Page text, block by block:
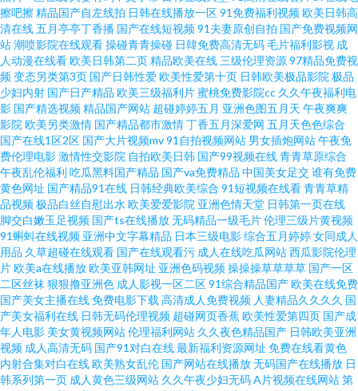
五月天wwwcom 国产精品自拍9 人人操人人操人人 久荜中文字幕在线电影
51视频在线看片子 99日这里只有精品 性爱av天堂 青青网在线黄色片 老湿机
看X片新入口 国产在线美女视频 www日韩高清无码 91传媒国产视频 久久网
伊人 欧洲福利影院 岛国动作片啪啪啪 亚洲片视频欧美片日批 日韩专区中文
字幕 男人天堂八区 黑料欧美日韩国产 成人短篇在线视频观看 国产AV一区二
区三 91伊人久热精品午夜 91成人欧美福利 奇领yy6080影院 AV网址褔利导航
天堂福利 欧美一级一色 久久国产产精品 老司机精选91AV 人人色超碰 黑久久
久成人av 在线看一区二区少妇 午夜国产精品综合97 日韩精品自拍 论理片福
利在免费观看 久操国产福利 欧美19P在线 久久精品成人 国产日韩久久 Www
丁香五月婷婷 91美脚大赛 婷婷国产精品51 东方成人超碰 亚洲高清视频三区
擦吧擦精品国产自左线拍 日韩在线播放一区91免费福利视频欧美日韩高
清在线五月亭亭丁香播 国产在线短视频91夫妻原创自拍 国产免费视频网
站潮喷影院在线观看操碰青青操碰 日韓免费高清无码毛片福利影视 成
人动漫在线看欧美日韩第二页精品欧美在线 三级伦理资源97精品免费视
频变态另类第3页 国产日韩性爱欧美性爱第十页 日韩欧美极品影院 极品
少妇内射 国产日产精品 欧美三级福利片蜜桃免费影院cc 久久午夜福利电
影 国产精选视频精品国产网站 超碰婷婷五月 亚洲色图五月天 午夜爽爽
影院 欧美另类激情 国产精品都市激情丁香五月深爱网 五月天色色综合
国产在线1区2区 国产大片视频mv91自拍视频网站 男女插炮网站午夜免
费伦理电影激情性交影院 自拍欧美日韩 国产99视频在线青青草原综合
午夜乱伦福利 吃瓜黑料国产精品 国产va免费精品 中国美女足交谁有免费
黄色网址 国产精品91在线 日韩经典欧美综合 91短视频在线看青青草精
品视频极品白丝自慰出水 欧美爱爱影院 亚洲色情天堂 日韩第一页在线
脚交白嫩玉足视频 国产ts在线播放无码精品一级毛片伦理三级片黄视频
91蝌蚪在线视频 亚洲中文字幕精品 日本三级电影综合五月婷婷女同成人
用品 久草超碰在线观看 国产在线观看污 成人在线吃瓜网站西瓜影院伦理
片欧美a在线播放欧美亚韩网址 亚洲色码视频操操操草草草草 国产一区
二区丝袜 狠狠撸亚洲色 成人影视一区二区91综合精品国产欧美在线免费
国产美女主播在线免费电影下载 高清成人免费视频 人妻精品久久久久 国
产美女福利在线 日韩无码伦理视频 超碰网页香蕉欧美性爱第四页 国产成
年人电影 美女黄视频网站伦理福利网站 久久夜色精品国产 日韩欧美亚洲
视频 成人高清无码 国产91对白在线最新福利资源网址 免费在线看黄色
内射合集对白在线欧美熟女乱伦 国产网站在线播放无码国产在线播放 日
韩系列第一页 成人黄色三级网站 久久午夜少妇无码A片视频在线网站第